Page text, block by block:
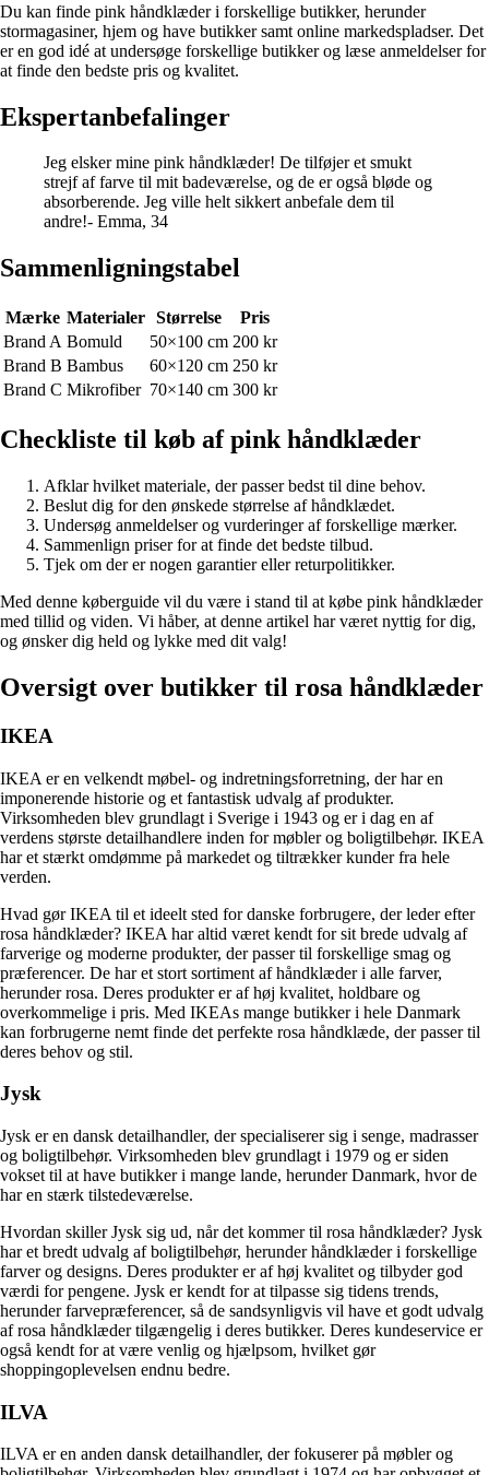
Du kan finde pink håndklæder i forskellige butikker, herunder
stormagasiner, hjem og have butikker samt online markedspladser. Det
er en god idé at undersøge forskellige butikker og læse anmeldelser for
at finde den bedste pris og kvalitet.
Ekspertanbefalinger
Jeg elsker mine pink håndklæder! De tilføjer et smukt
strejf af farve til mit badeværelse, og de er også bløde og
absorberende. Jeg ville helt sikkert anbefale dem til
andre!- Emma, 34
Sammenligningstabel
Mærke Materialer Størrelse
Pris
Brand A Bomuld 50×100 cm 200 kr
Brand B Bambus 60×120 cm 250 kr
Brand C Mikrofiber 70×140 cm 300 kr
Checkliste til køb af pink håndklæder
Afklar hvilket materiale, der passer bedst til dine behov.
Beslut dig for den ønskede størrelse af håndklædet.
Undersøg anmeldelser og vurderinger af forskellige mærker.
Sammenlign priser for at finde det bedste tilbud.
Tjek om der er nogen garantier eller returpolitikker.
Med denne køberguide vil du være i stand til at købe pink håndklæder
med tillid og viden. Vi håber, at denne artikel har været nyttig for dig,
og ønsker dig held og lykke med dit valg!
Oversigt over butikker til rosa håndklæder
IKEA
IKEA er en velkendt møbel- og indretningsforretning, der har en
imponerende historie og et fantastisk udvalg af produkter.
Virksomheden blev grundlagt i Sverige i 1943 og er i dag en af
verdens største detailhandlere inden for møbler og boligtilbehør. IKEA
har et stærkt omdømme på markedet og tiltrækker kunder fra hele
verden.
Hvad gør IKEA til et ideelt sted for danske forbrugere, der leder efter
rosa håndklæder? IKEA har altid været kendt for sit brede udvalg af
farverige og moderne produkter, der passer til forskellige smag og
præferencer. De har et stort sortiment af håndklæder i alle farver,
herunder rosa. Deres produkter er af høj kvalitet, holdbare og
overkommelige i pris. Med IKEAs mange butikker i hele Danmark
kan forbrugerne nemt finde det perfekte rosa håndklæde, der passer til
deres behov og stil.
Jysk
Jysk er en dansk detailhandler, der specialiserer sig i senge, madrasser
og boligtilbehør. Virksomheden blev grundlagt i 1979 og er siden
vokset til at have butikker i mange lande, herunder Danmark, hvor de
har en stærk tilstedeværelse.
Hvordan skiller Jysk sig ud, når det kommer til rosa håndklæder? Jysk
har et bredt udvalg af boligtilbehør, herunder håndklæder i forskellige
farver og designs. Deres produkter er af høj kvalitet og tilbyder god
værdi for pengene. Jysk er kendt for at tilpasse sig tidens trends,
herunder farvepræferencer, så de sandsynligvis vil have et godt udvalg
af rosa håndklæder tilgængelig i deres butikker. Deres kundeservice er
også kendt for at være venlig og hjælpsom, hvilket gør
shoppingoplevelsen endnu bedre.
ILVA
ILVA er en anden dansk detailhandler, der fokuserer på møbler og